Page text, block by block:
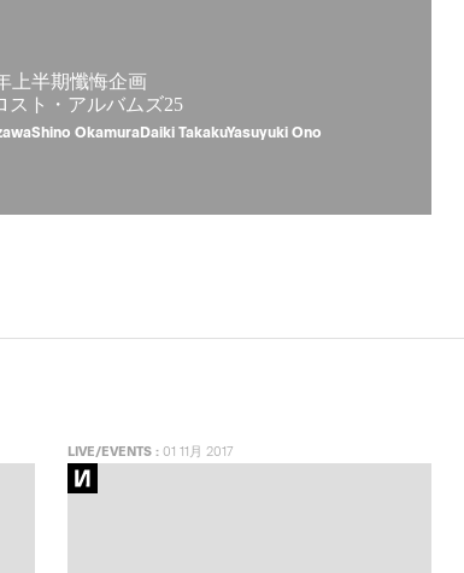
上半期懺悔企画
スト・アルバムズ25
OkamuraDaiki TakakuYasuyuki Ono
LIVE/EVENTS:01 11月 2017